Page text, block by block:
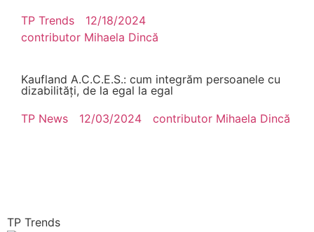
TP Trends
12/18/2024
contributor Mihaela Dincă
Kaufland A.C.C.E.S.: cum integrăm persoanele cu
dizabilități, de la egal la egal
TP News
12/03/2024 contributor Mihaela Dincă
TP Trends